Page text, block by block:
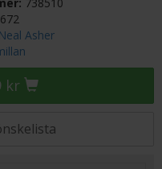
672
Neal Asher
kr